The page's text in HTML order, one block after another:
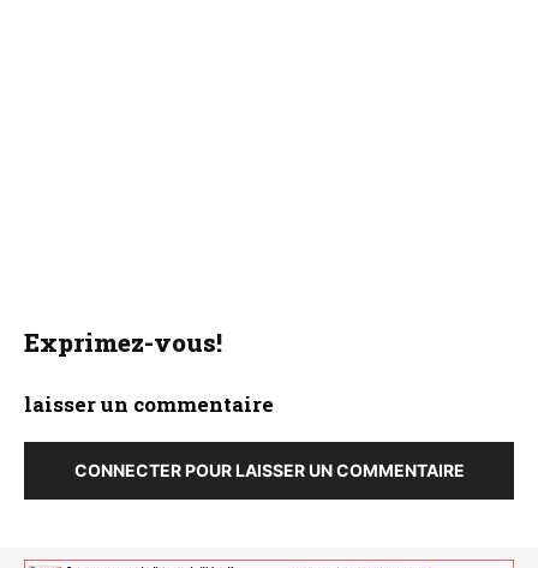
Exprimez-vous!
laisser un commentaire
CONNECTER POUR LAISSER UN COMMENTAIRE